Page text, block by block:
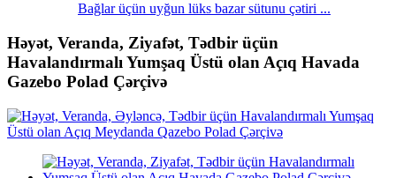
Bağlar üçün uyğun lüks bazar sütunu çətiri ...
Həyət, Veranda, Ziyafət, Tədbir üçün
Havalandırmalı Yumşaq Üstü olan Açıq Havada
Gazebo Polad Çərçivə